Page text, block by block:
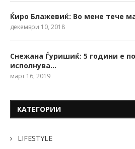
Ќиро Блажевиќ: Во мене тече
декември 10, 2018
Снежана Ѓуришиќ: 5 години е
исполнува…
март 16, 2019
КАТЕГОРИИ
LIFESTYLE